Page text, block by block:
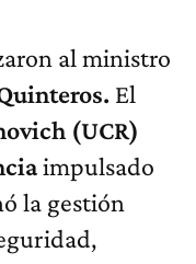
al ministro
El
(UCR)
impulsado
la gestión